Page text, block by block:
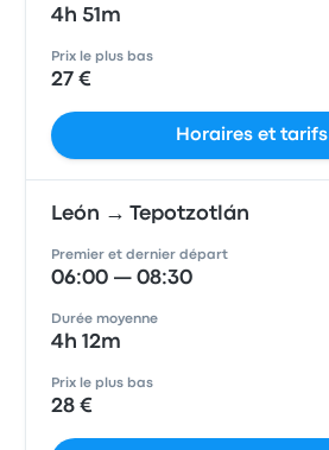
4h 51m
Prix le plus bas
27 €
Horaires et tarifs
León → Tepotzotlán
Premier et dernier départ
06:00 — 08:30
Durée moyenne
4h 12m
Prix le plus bas
28 €